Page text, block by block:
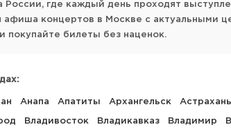
России, где каждый день проходят
афиша концертов в Москве с актуальными
покупайте билеты без наценок.
Анапа Апатиты Архангельск Астрахань
Владивосток Владикавказ Владимир